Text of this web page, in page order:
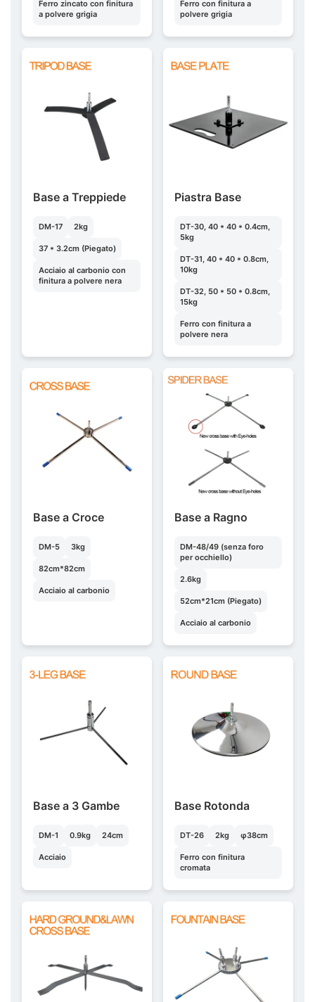
Ferro zincato con finitura
a polvere grigia
Ferro con finitura a
polvere grigia
Base a Treppiede
DM-17 2kg
37 * 3.2cm (Piegato)
Acciaio al carbonio con
finitura a polvere nera
Piastra Base
DT-30, 40 * 40 * 0.4cm,
5kg
DT-31, 40 * 40 * 0.8cm,
10kg
DT-32, 50 * 50 * 0.8cm,
15kg
Ferro con finitura a
polvere nera
Base a Croce
DM-5 3kg
82cm*82cm
Acciaio al carbonio
Base a Ragno
DM-48/49 (senza foro
per occhiello)
2.6kg
52cm*21cm (Piegato)
Acciaio al carbonio
Base a 3 Gambe
DM-1 0.9kg 24cm
Acciaio
Base Rotonda
DT-26 2kg φ38cm
Ferro con finitura
cromata